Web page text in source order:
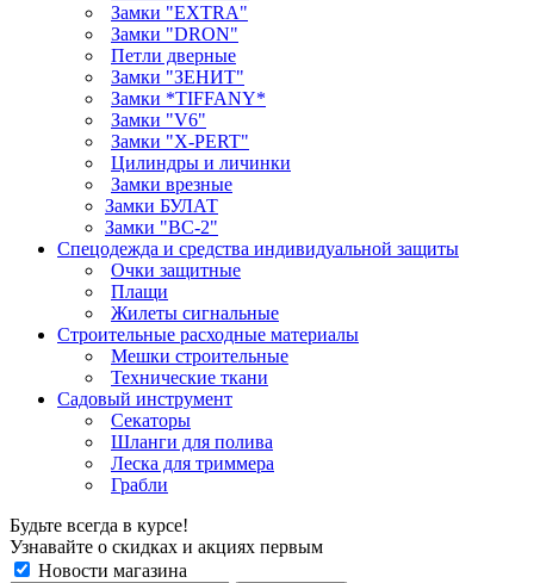
Замки "EXTRA"
Замки "DRON"
Петли дверные
Замки "ЗЕНИТ"
Замки *TIFFANY*
Замки "V6"
Замки "X-PERT"
Цилиндры и личинки
Замки врезные
Замки БУЛАТ
Замки "ВС-2"
Спецодежда и средства индивидуальной защиты
Очки защитные
Плащи
Жилеты сигнальные
Строительные расходные материалы
Мешки строительные
Технические ткани
Садовый инструмент
Секаторы
Шланги для полива
Леска для триммера
Грабли
Будьте всегда в курсе!
Узнавайте о скидках и акциях первым
Новости магазина